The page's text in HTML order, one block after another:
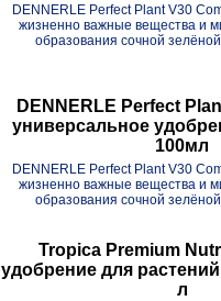
DENNERLE Perfect Plant V30
жизненно важные вещества и
образования сочной
DENNERLE Perfect
универсальное
100мл
DENNERLE Perfect Plant V30
жизненно важные вещества и
образования сочной
Tropica Premium
удобрение для
л